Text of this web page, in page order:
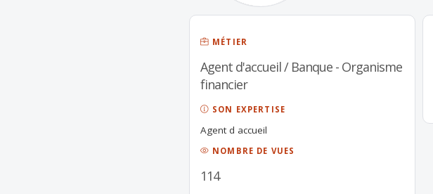
MÉTIER
Agent d'accueil / Banque - Organisme
financier
SON EXPERTISE
Agent d accueil
NOMBRE DE VUES
114